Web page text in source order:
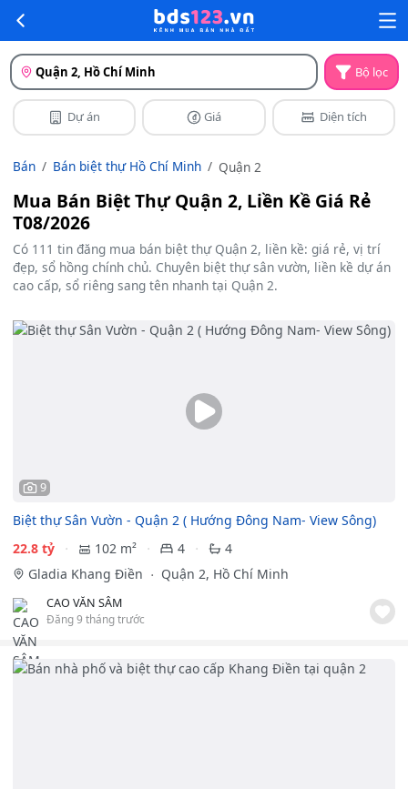
Quận 2, Hồ Chí Minh Bộ lọc
Dự án Giá Diện tích
Bán Bán biệt thự Hồ Chí Minh Quận 2
Mua Bán Biệt Thự Quận 2, Liền Kề Giá Rẻ
T08/2026
Có 111 tin đăng mua bán biệt thự Quận 2, liền kề: giá rẻ, vị trí
đẹp, sổ hồng chính chủ. Chuyên biệt thự sân vườn, liền kề dự án
cao cấp, sổ riêng sang tên nhanh tại Quận 2.
9
Biệt thự Sân Vườn - Quận 2 ( Hướng Đông Nam- View Sông)
22.8 tỷ
102 m² 4
4
Gladia Khang Điền
Quận 2, Hồ Chí Minh
CAO VĂN SÂM
Đăng 9 tháng trước